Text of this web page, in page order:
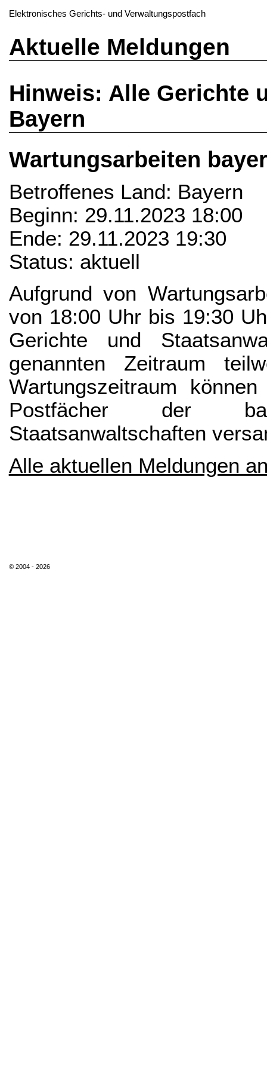
Elektronisches Gerichts- und Verwaltungspostfach
Aktuelle Meldungen
Hinweis: Alle Gerichte
Bayern
Wartungsarbeiten
Betroffenes Land: Bayern
Beginn: 29.11.2023 18:00
Ende: 29.11.2023 19:30
Status: aktuell
Aufgrund von
von 18:00 Uhr bis 19:30
Gerichte und
genannten Zeitraum
Wartungszeitraum
Postfächer der
Staatsanwaltschaften
Alle aktuellen Meldungen
© 2004 - 2026